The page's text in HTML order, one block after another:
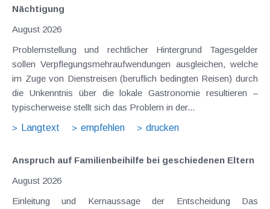
Nächtigung
August 2026
Problemstellung und rechtlicher Hintergrund Tagesgelder
sollen Verpflegungsmehraufwendungen ausgleichen, welche
im Zuge von Dienstreisen (beruflich bedingten Reisen) durch
die Unkenntnis über die lokale Gastronomie resultieren –
typischerweise stellt sich das Problem in der...
Langtext
empfehlen drucken
Anspruch auf Familienbeihilfe bei geschiedenen Eltern
August 2026
Einleitung und Kernaussage der Entscheidung Das